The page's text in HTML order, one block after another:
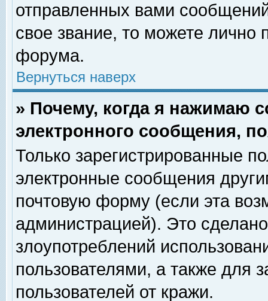
отправленных вами
свое звание, то можете лично
форума.
Вернуться наверх
» Почему, когда я нажимаю
электронного сообщения,
Только зарегистрированные
электронные сообщения
почтовую форму (если эта
администрацией). Это
злоупотреблений
пользователями, а также для
пользователей от кражи.